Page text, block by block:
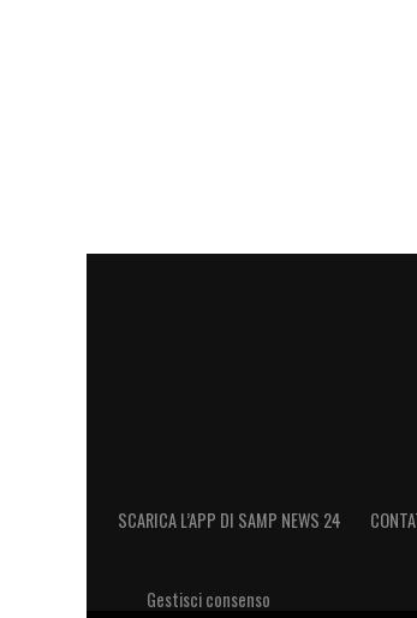
LA PLAYLIST DELLE
SCARICA L’APP DI SAMP NEWS 24
Gestisci consenso